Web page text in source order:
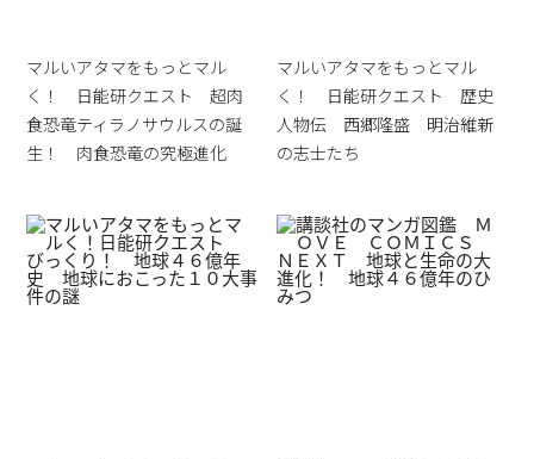
マルいアタマをもっとマル
く！ 日能研クエスト 超肉
食恐竜ティラノサウルスの誕
生！ 肉食恐竜の究極進化
マルいアタマをもっとマル
く！ 日能研クエスト 歴史
人物伝 西郷隆盛 明治維新
の志士たち